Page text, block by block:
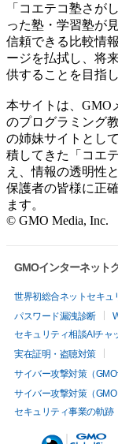
「コエテコ塾さが
った塾・学習塾が
信頼できる比較情
ージを払拭し、将
供することを目指
本サイトは、GMO
のプログラミング
の姉妹サイトとし
積してきた「コエ
え、情報の透明性
保護者の皆様に正
ます。
© GMO Media, Inc.
GMOインターネット
世界初総合ネットセキュ
パスワード漏洩診断
セキュリティ相談AIチャ
実在証明・盗聴対策
サイバー攻撃対策（
サイバー攻撃対策（GMO
セキュリティ事業の軌跡